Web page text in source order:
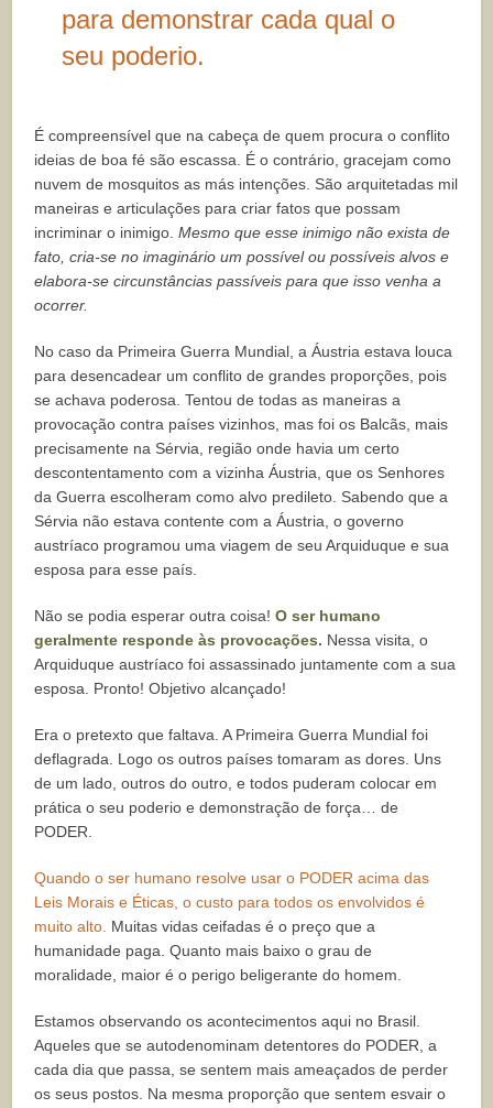
para demonstrar cada qual o
seu poderio.
É compreensível que na cabeça de quem procura o conflito
ideias de boa fé são escassa. É o contrário, gracejam como
nuvem de mosquitos as más intenções. São arquitetadas mil
maneiras e articulações para criar fatos que possam
incriminar o inimigo.Mesmo que esse inimigo não exista de
fato, cria-se no imaginário um possível ou possíveis alvos e
elabora-se circunstâncias passíveis para que isso venha a
ocorrer.
No caso da Primeira Guerra Mundial, a Áustria estava louca
para desencadear um conflito de grandes proporções, pois
se achava poderosa. Tentou de todas as maneiras a
provocação contra países vizinhos, mas foi os Balcãs, mais
precisamente na Sérvia, região onde havia um certo
descontentamento com a vizinha Áustria, que os Senhores
da Guerra escolheram como alvo predileto. Sabendo que a
Sérvia não estava contente com a Áustria, o governo
austríaco programou uma viagem de seu Arquiduque e sua
esposa para esse país.
Não se podia esperar outra coisa!O ser humano
geralmente responde às provocações. Nessa visita, o
Arquiduque austríaco foi assassinado juntamente com a sua
esposa. Pronto! Objetivo alcançado!
Era o pretexto que faltava. A Primeira Guerra Mundial foi
deflagrada. Logo os outros países tomaram as dores. Uns
de um lado, outros do outro, e todos puderam colocar em
prática o seu poderio e demonstração de força… de
PODER.
Quando o ser humano resolve usar o PODER acima das
Leis Morais e Éticas, o custo para todos os envolvidos é
muito alto. Muitas vidas ceifadas é o preço que a
humanidade paga. Quanto mais baixo o grau de
moralidade, maior é o perigo beligerante do homem.
Estamos observando os acontecimentos aqui no Brasil.
Aqueles que se autodenominam detentores do PODER, a
cada dia que passa, se sentem mais ameaçados de perder
os seus postos. Na mesma proporção que sentem esvair o